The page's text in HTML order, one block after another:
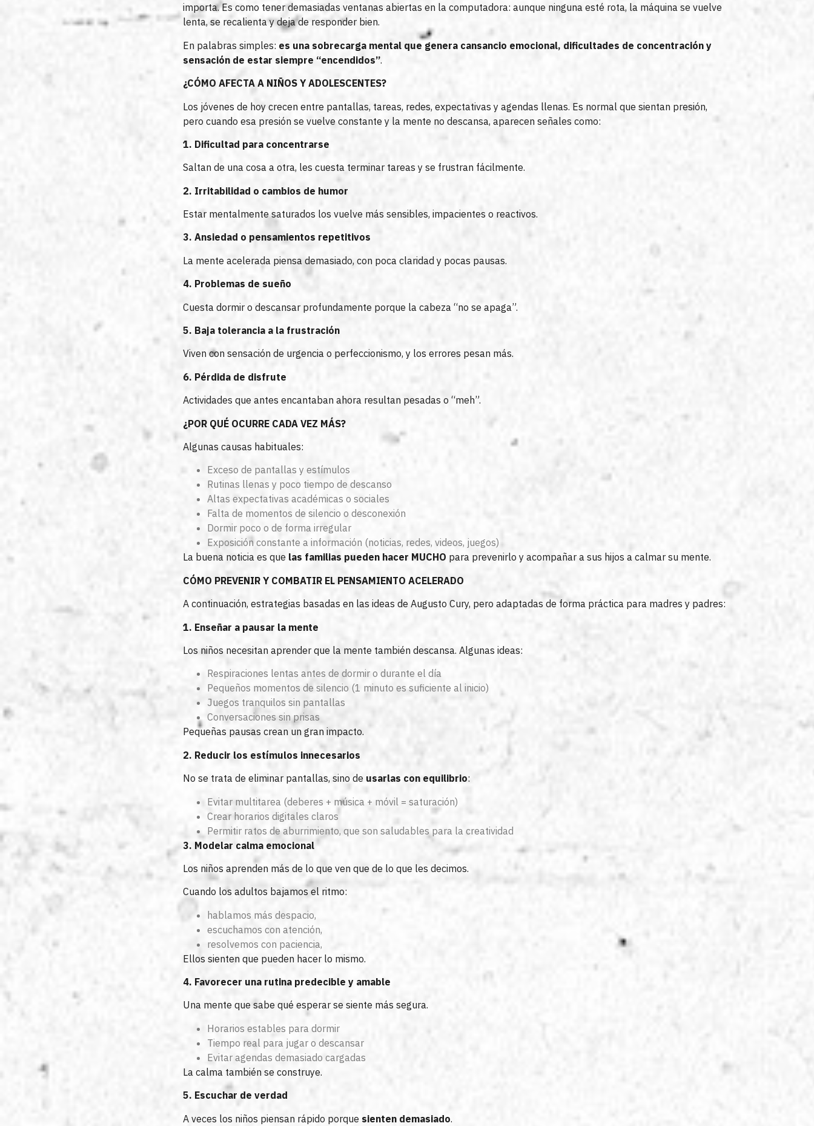
importa. Es como tener demasiadas ventanas abiertas en la computadora: aunque ninguna esté rota, la máquina se vuelve
lenta, se recalienta y deja de responder bien.
En palabras simples: es una sobrecarga mental que genera cansancio emocional, dificultades de concentración y
sensación de estar siempre “encendidos”.
¿CÓMO AFECTA A NIÑOS Y ADOLESCENTES?
Los jóvenes de hoy crecen entre pantallas, tareas, redes, expectativas y agendas llenas. Es normal que sientan presión,
pero cuando esa presión se vuelve constante y la mente no descansa, aparecen señales como:
1. Dificultad para concentrarse
Saltan de una cosa a otra, les cuesta terminar tareas y se frustran fácilmente.
2. Irritabilidad o cambios de humor
Estar mentalmente saturados los vuelve más sensibles, impacientes o reactivos.
3. Ansiedad o pensamientos repetitivos
La mente acelerada piensa demasiado, con poca claridad y pocas pausas.
4. Problemas de sueño
Cuesta dormir o descansar profundamente porque la cabeza “no se apaga”.
5. Baja tolerancia a la frustración
Viven con sensación de urgencia o perfeccionismo, y los errores pesan más.
6. Pérdida de disfrute
Actividades que antes encantaban ahora resultan pesadas o “meh”.
¿POR QUÉ OCURRE CADA VEZ MÁS?
Algunas causas habituales:
Exceso de pantallas y estímulos
Rutinas llenas y poco tiempo de descanso
Altas expectativas académicas o sociales
Falta de momentos de silencio o desconexión
Dormir poco o de forma irregular
Exposición constante a información (noticias, redes, videos, juegos)
La buena noticia es que las familias pueden hacer MUCHO para prevenirlo y acompañar a sus hijos a calmar su mente.
CÓMO PREVENIR Y COMBATIR EL PENSAMIENTO ACELERADO
A continuación, estrategias basadas en las ideas de Augusto Cury, pero adaptadas de forma práctica para madres y padres:
1. Enseñar a pausar la mente
Los niños necesitan aprender que la mente también descansa. Algunas ideas:
Respiraciones lentas antes de dormir o durante el día
Pequeños momentos de silencio (1 minuto es suficiente al inicio)
Juegos tranquilos sin pantallas
Conversaciones sin prisas
Pequeñas pausas crean un gran impacto.
2. Reducir los estímulos innecesarios
No se trata de eliminar pantallas, sino de usarlas con equilibrio:
Evitar multitarea (deberes + música + móvil = saturación)
Crear horarios digitales claros
Permitir ratos de aburrimiento, que son saludables para la creatividad
3. Modelar calma emocional
Los niños aprenden más de lo que ven que de lo que les decimos.
Cuando los adultos bajamos el ritmo:
hablamos más despacio,
escuchamos con atención,
resolvemos con paciencia,
Ellos sienten que pueden hacer lo mismo.
4. Favorecer una rutina predecible y amable
Una mente que sabe qué esperar se siente más segura.
Horarios estables para dormir
Tiempo real para jugar o descansar
Evitar agendas demasiado cargadas
La calma también se construye.
5. Escuchar de verdad
A veces los niños piensan rápido porque sienten demasiado.